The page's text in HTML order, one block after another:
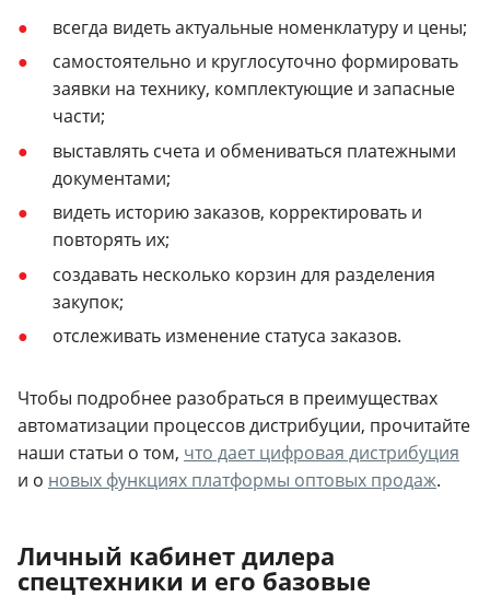
всегда видеть актуальные номенклатуру и цены;
самостоятельно и круглосуточно формировать
заявки на технику, комплектующие и запасные
части;
выставлять счета и обмениваться платежными
документами;
видеть историю заказов, корректировать и
повторять их;
создавать несколько корзин для разделения
закупок;
отслеживать изменение статуса заказов.
Чтобы подробнее разобраться в преимуществах
автоматизации процессов дистрибуции, прочитайте
наши статьи о том, что дает цифровая дистрибуция
и о новых функциях платформы оптовых продаж.
Личный кабинет дилера
спецтехники и его базовые